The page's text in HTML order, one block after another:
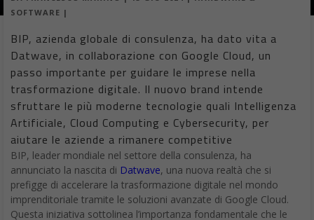
Si prevede che le nuove funzionalità AI richiedano dispositivi di
M1, anche se saranno introdotte inizialmente come beta e
utilizzabili come opzione. L’intento di Apple è quello di realizzare
un’integrazione dell’AI che sia fluida e pervasiva nell’ecosistema
software, inclusi il nuovo iOS 18 ed il contemporaneo iPadOS
18.
Guardando l’invito, che di solito nasconde informazioni utili, gli
anelli colorati potrebbero far pensare ad una nuova Siri,
rinnovata nelle funzioni, nell’intelligenza e nella grafica, staremo
a vedere